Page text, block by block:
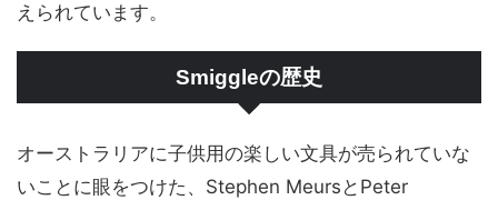
えられています。
Smiggleの歴史
オーストラリアに子供用の楽しい文具が売られていな
いことに眼をつけた、Stephen MeursとPeter